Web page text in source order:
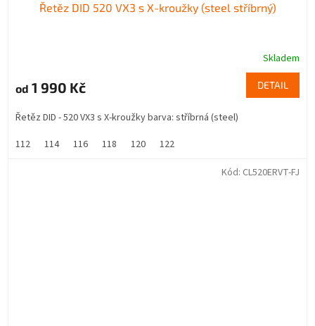
Řetěz DID 520 VX3 s X-kroužky (steel stříbrný)
Skladem
od 1 990 Kč DETAIL
Řetěz DID - 520 VX3 s X-kroužky barva: stříbrná (steel)
112
114 116 118 120 122
Kód: CL520ERVT-FJ